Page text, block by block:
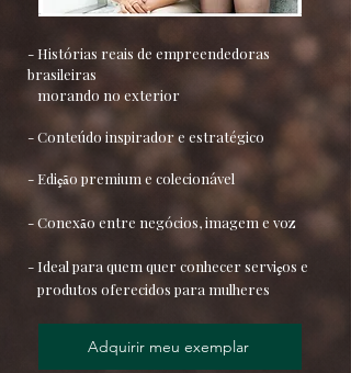
- Histórias reais de empreendedoras
brasileiras
morando no exterior
- Conteúdo inspirador e estratégico
- Edição premium e colecionável
- Conexão entre negócios, imagem e voz
- Ideal para quem quer conhecer serviços e
produtos oferecidos para mulheres
Adquirir meu exemplar